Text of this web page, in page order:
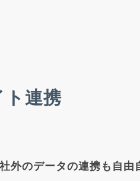
ト連携
社外のデータの連携も自由